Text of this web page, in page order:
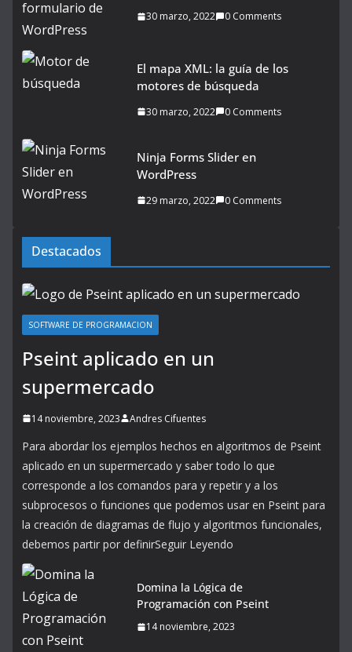
30 marzo, 2022 0 Comments
El mapa XML: la guía de los
motores de búsqueda
30 marzo, 2022 0 Comments
Ninja Forms Slider en
WordPress
29 marzo, 2022 0 Comments
Destacados
SOFTWARE DE PROGRAMACION
Pseint aplicado en un
supermercado
14 noviembre, 2023 Andres Cifuentes
Para abordar los ejemplos hechos en algoritmos de Pseint
aplicado en un supermercado y saber todo lo que
corresponde a los comandos para y repetir y a los
subprocesos o funciones que podemos usar en Pseint para
la creación de diagramas de flujo y algoritmos funcionales,
debemos partir por definirSeguir Leyendo
Domina la Lógica de
Programación con Pseint
14 noviembre, 2023